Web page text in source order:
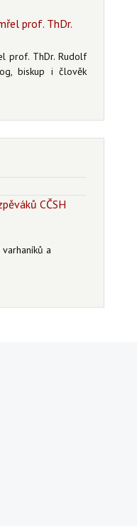
prof. ThDr.
prof. ThDr. Rudolf
biskup i člověk
CČSH
a